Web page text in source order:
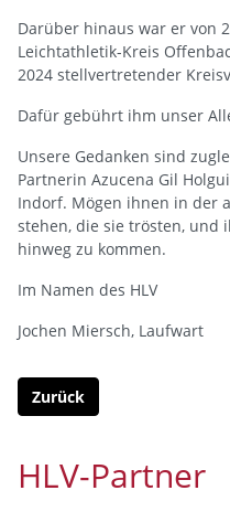
Darüber hinaus war er von
Leichtathletik-Kreis
2024 stellvertretender
Dafür gebührt ihm unser
Unsere Gedanken sind
Partnerin Azucena Gil
Indorf. Mögen ihnen in der
stehen, die sie trösten, und
hinweg zu kommen.
Im Namen des HLV
Jochen Miersch, Laufwart
Zurück
HLV-Partner